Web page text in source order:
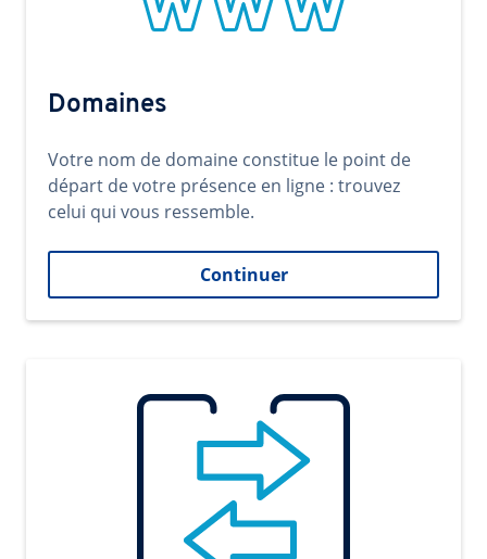
Domaines
Votre nom de domaine constitue le point de
départ de votre présence en ligne : trouvez
celui qui vous ressemble.
Continuer